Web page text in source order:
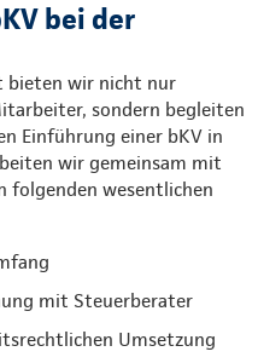
bei der
bieten wir nicht nur
sondern begleiten
Einführung einer bKV in
wir gemeinsam mit
folgenden wesentlichen
mit Steuerberater
Umsetzung